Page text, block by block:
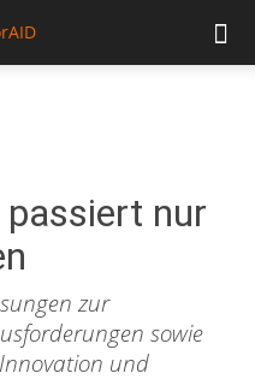
nur
zur
sowie
und